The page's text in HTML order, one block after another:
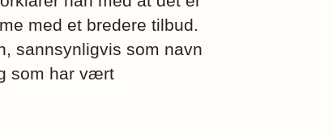
med et bredere tilbud.
sannsynligvis som navn
som har vært